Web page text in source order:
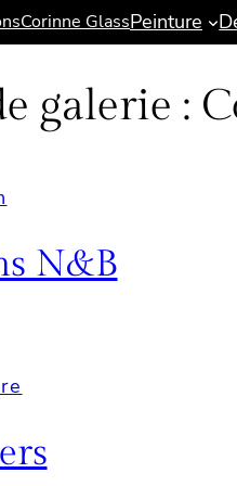
Corinne GlassPeinture
galerie :
N&B